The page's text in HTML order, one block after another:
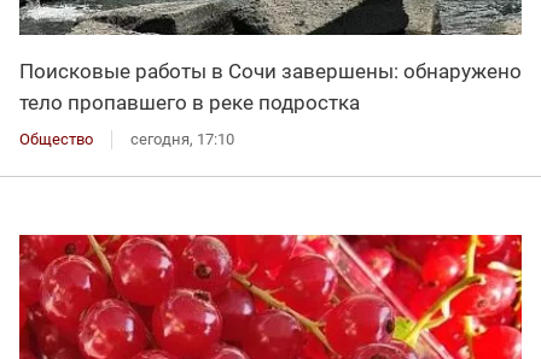
Поисковые работы в Сочи завершены: обнаружено
тело пропавшего в реке подростка
Общество сегодня, 17:10